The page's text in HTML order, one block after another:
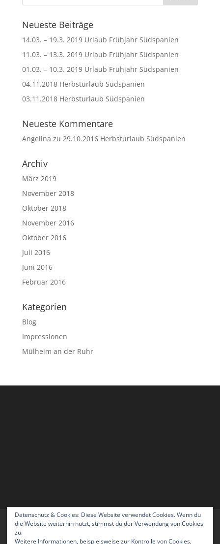
Neueste Beiträge
14.03. – 19.3. 2019 Urlaub Frühjahr Südspanien
11.03. – 13.3. 2019 Urlaub Frühjahr Südspanien
01.03. – 10.3. 2019 Urlaub Frühjahr Südspanien
04.11.2018 Herbsturlaub Südspanien
03.11.2018 Herbsturlaub Südspanien
Neueste Kommentare
Angelina zu 29.10.2016 Herbsturlaub Südspanien
Archiv
März 2019
November 2018
Oktober 2018
November 2016
Oktober 2016
Juli 2016
Juni 2016
Februar 2016
Kategorien
Blog
Impressionen
Mülheim an der Ruhr
Home Blog Über uns
Kontakt
Datenschutz & Cookies: Diese Website verwendet Cookies. Wenn du
die Website weiterhin nutzt, stimmst du der Verwendung von Cookies
zu.
Weitere Informationen, beispielsweise zur Kontrolle von Cookies,